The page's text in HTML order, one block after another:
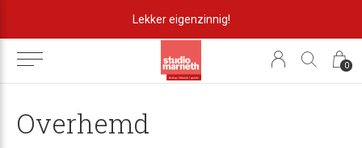
0
Lekker eigenzinnig!
Overhemd